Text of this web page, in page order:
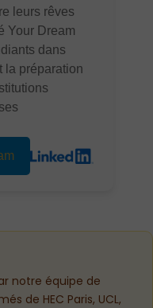
leurs rêves
Your Dream
dans
et la préparation
notre équipe de
de HEC Paris, UCL,